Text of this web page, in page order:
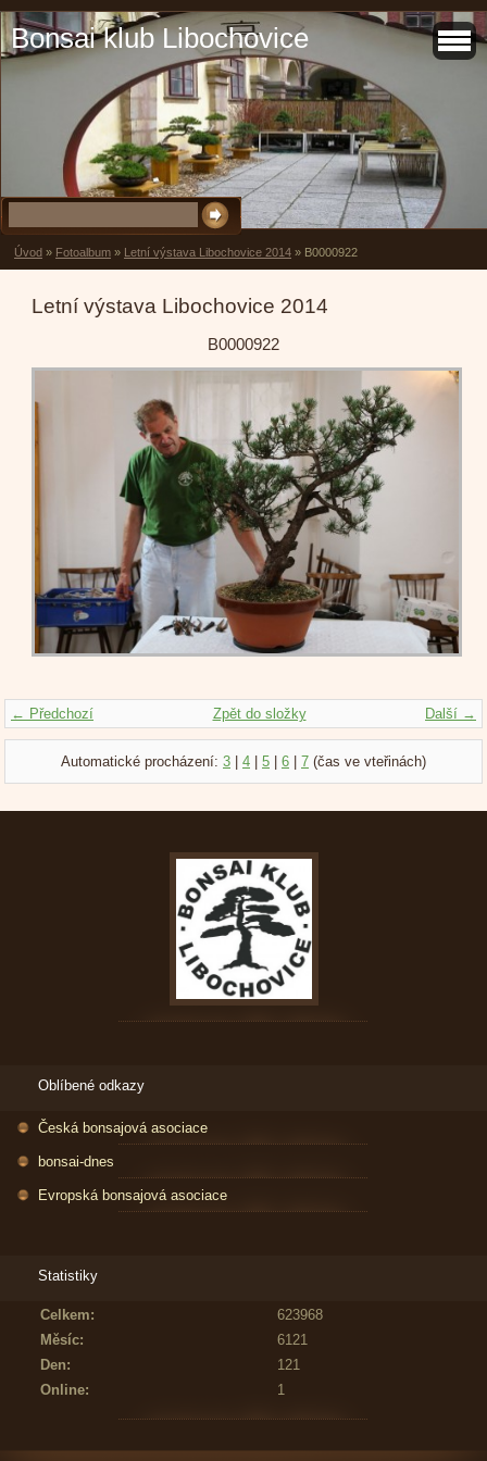
Bonsai klub Libochovice
Úvod » Fotoalbum » Letní výstava Libochovice 2014 » B0000922
Letní výstava Libochovice 2014
B0000922
← Předchozí Další →
Zpět do složky
Automatické procházení: 3 4 5 6 7 (čas ve vteřinách)
Oblíbené odkazy
Česká bonsajová asociace
bonsai-dnes
Evropská bonsajová asociace
Statistiky
Online: 1
Celkem:
623968
Měsíc:
6121
Den:
121